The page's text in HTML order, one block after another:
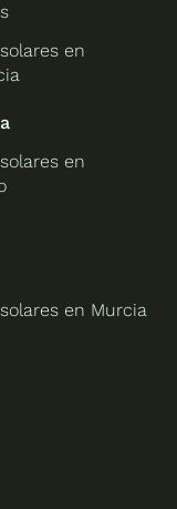
en
en
en Murcia